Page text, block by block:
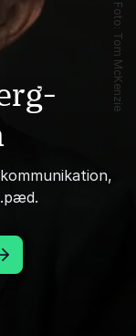
Foto: Tom McKenzie